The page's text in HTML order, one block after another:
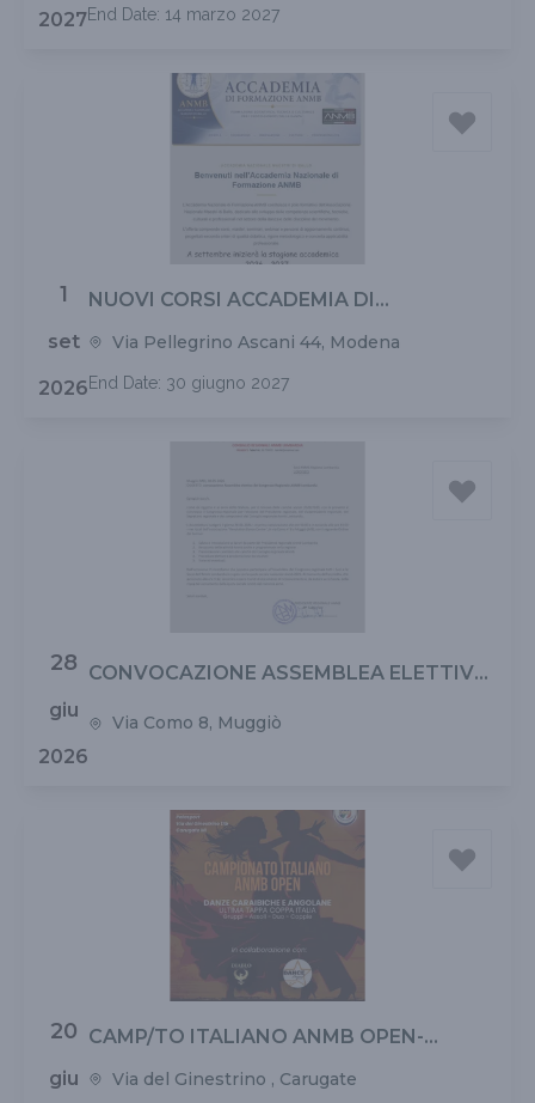
2027End Date: 14 marzo 2027
1
set
2026
NUOVI CORSI ACCADEMIA DI
Via Pellegrino Ascani 44, Modena
End Date: 30 giugno 2027
28
giu
2026
CONVOCAZIONE ASSEMBLEA ELETTIVA
Via Como 8, Muggiò
20
giu
CAMP/TO ITALIANO ANMB OPEN-
Via del Ginestrino , Carugate